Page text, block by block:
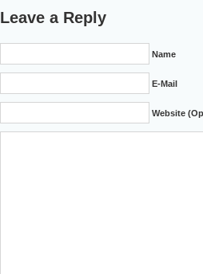
Leave a Reply
Name
E-Mail
Website